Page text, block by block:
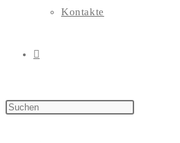
Kontakte
WEBSITE-